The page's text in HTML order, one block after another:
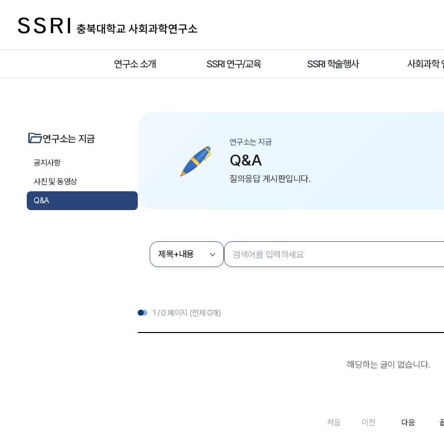
연구소 소개 SSRI 연구/교육 SSRI 학술행사 사회과학
folder_open연구소는 지금
공지사항
사진 및 동영상
Q&A
연구소는 지금
Q&A
질의응답 게시판입니다.
1 / 0 페이지 (전체 0개)
해당하는 글이 없습니다.
처음 이전 다음